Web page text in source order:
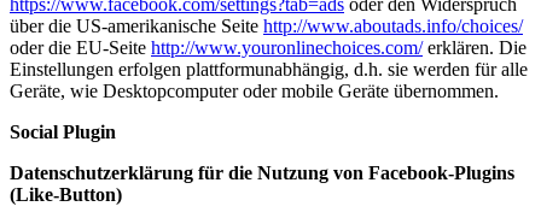
https://www.facebook.com/settings?tab=ads oder den Widerspruch
über die US-amerikanische Seite http://www.aboutads.info/choices/
oder die EU-Seite http://www.youronlinechoices.com/erklären. Die
Einstellungen erfolgen plattformunabhängig, d.h. sie werden für alle
Geräte, wie Desktopcomputer oder mobile Geräte übernommen.
Social Plugin
Datenschutzerklärung für die Nutzung von Facebook-Plugins
(Like-Button)